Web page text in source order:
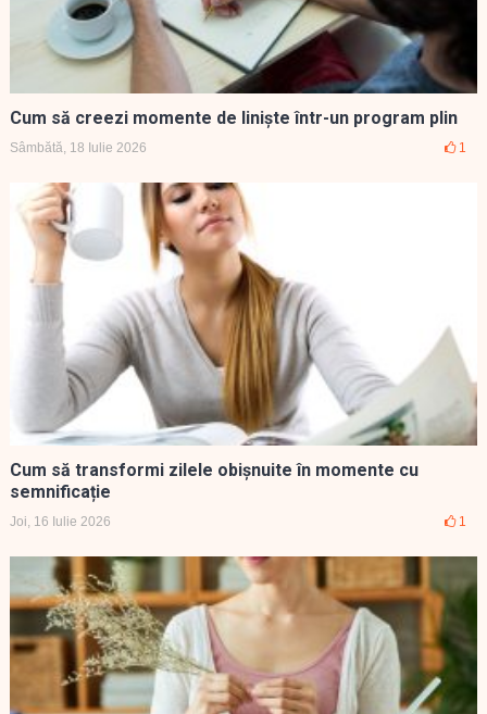
Cum să creezi momente de liniște într-un program plin
Sâmbătă, 18 Iulie 2026 1
Cum să transformi zilele obișnuite în momente cu
semnificație
Joi, 16 Iulie 2026 1